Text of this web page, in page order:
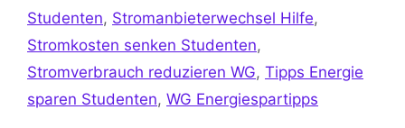
Studenten, Stromanbieterwechsel Hilfe,
Stromkosten senken Studenten,
Stromverbrauch reduzieren WG, Tipps Energie
sparen Studenten, WG Energiespartipps